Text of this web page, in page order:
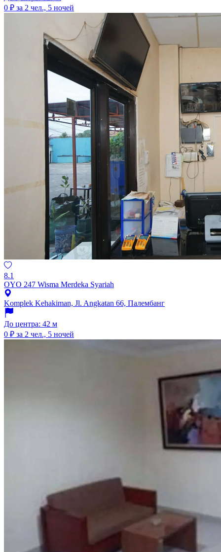
0 ₽ за 2 чел., 5 ночей
8.1
OYO 247 Wisma Merdeka Syariah
Komplek Kehakiman, Jl. Angkatan 66, Палембанг
До центра: 42 м
0 ₽ за 2 чел., 5 ночей